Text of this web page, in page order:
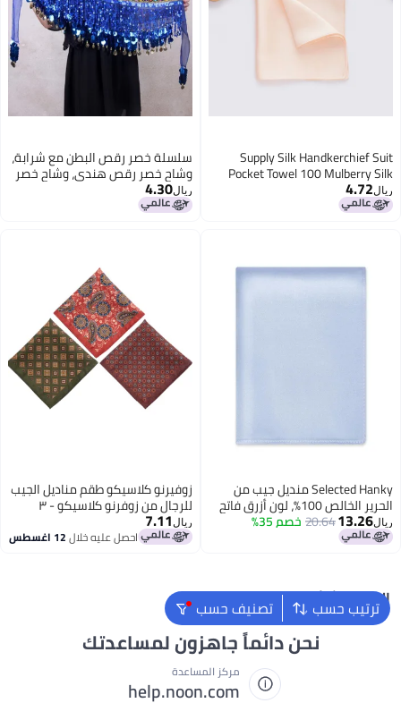
Supply Silk Handkerchief Suit
Pocket Towel 100 Mulberry Silk
Small Handkerchief Multi-Color
Optional
ريال4.72
سلسلة خصر رقص البطن مع شرابة،
وشاح خصر رقص هندي، وشاح خصر
بلون نقي، حزام بأسلوب عرقي
ريال4.30
Selected Hanky منديل جيب من
الحرير الخالص 100%، لون أزرق فاتح
سادة، مقاس واحد
ريال13.26
20.64خصم 35%
زوفيرنو كلاسيكو طقم مناديل الجيب
للرجال من زوفرنو كلاسيكو - ٣
مناديل فاخرة (٢٨×٢٨ سم) - زيتي،
برتقالي، بني
ريال7.11
احصل عليه خلال12 اغسطس
ترتيب حسب تصنيف حسب البحث الشائع
نحن دائماً جاهزون لمساعدتك
مركز المساعدة
help.noon.com